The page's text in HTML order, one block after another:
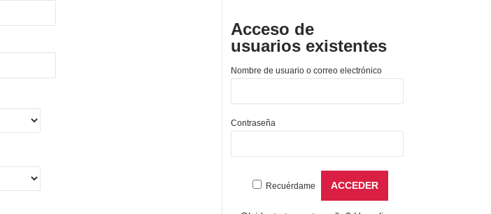
Acceso de
usuarios existentes
Nombre de usuario o correo electrónico
Contraseña
Recuérdame